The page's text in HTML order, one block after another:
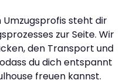
steht dir
zur Seite. Wir
den Transport und
du dich entspannt
freuen kannst.